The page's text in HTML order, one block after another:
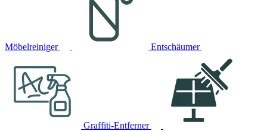
Möbelreiniger Entschäumer
Graffiti-Entferner